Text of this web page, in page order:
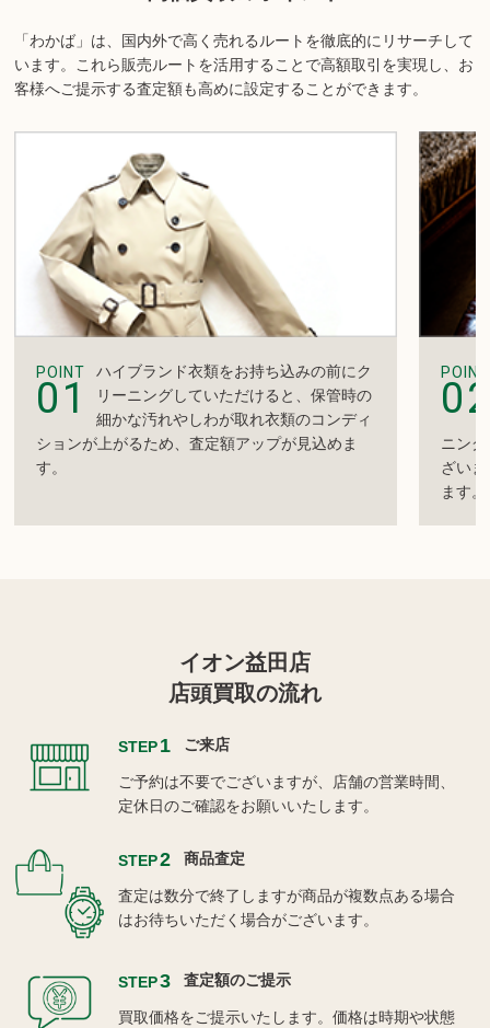
「わかば」は、国内外で高く売れるルートを徹底的にリサーチして
います。 これら販売ルートを活用することで高額取引を実現し、お
客様へご提示する査定額も高めに設定することができます。
POINT
01
ハイブランド衣類をお持ち込みの前にク
リーニングしていただけると、保管時の
細かな汚れやしわが取れ衣類のコンディ
ションが上がるため、査定額アップが見込めま
す。
POINT
ニン
ざい
ます。
イオン益田店
店頭買取の流れ
STEP1 ご来店
ご予約は不要でございますが、店舗の営業時間、
定休日のご確認をお願いいたします。
STEP2 商品査定
査定は数分で終了しますが商品が複数点ある場合
はお待ちいただく場合がございます。
STEP3 査定額のご提示
買取価格をご提示いたします。価格は時期や状態